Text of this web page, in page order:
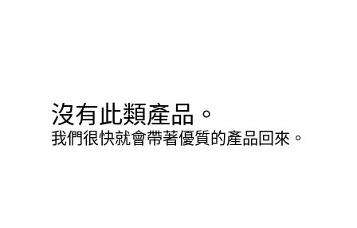
沒有此類產品。
我們很快就會帶著優質的產品回來。